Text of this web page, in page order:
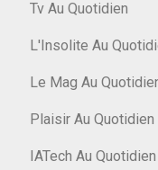
Tv Au Quotidien
L'Insolite Au
Le Mag Au
Plaisir Au Quotidien
IATech Au Quotidien